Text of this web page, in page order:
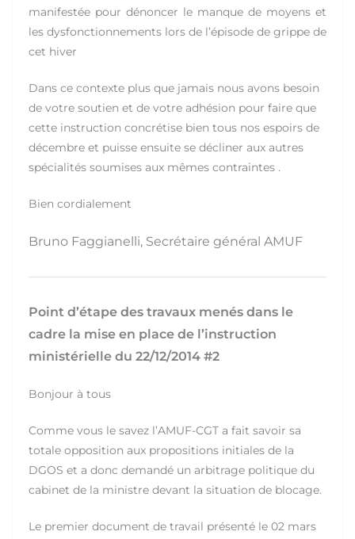
manifestée pour dénoncer le manque de moyens et
les dysfonctionnements lors de l’épisode de grippe de
cet hiver
Dans ce contexte plus que jamais nous avons besoin
de votre soutien et de votre adhésion pour faire que
cette instruction concrétise bien tous nos espoirs de
décembre et puisse ensuite se décliner aux autres
spécialités soumises aux mêmes contraintes .
Bien cordialement
Bruno Faggianelli, Secrétaire général AMUF
Point d’étape des travaux menés dans le
cadre la mise en place de l’instruction
ministérielle du 22/12/2014 #2
Bonjour à tous
Comme vous le savez l’AMUF-CGT a fait savoir sa
totale opposition aux propositions initiales de la
DGOS et a donc demandé un arbitrage politique du
cabinet de la ministre devant la situation de blocage.
Le premier document de travail présenté le 02 mars